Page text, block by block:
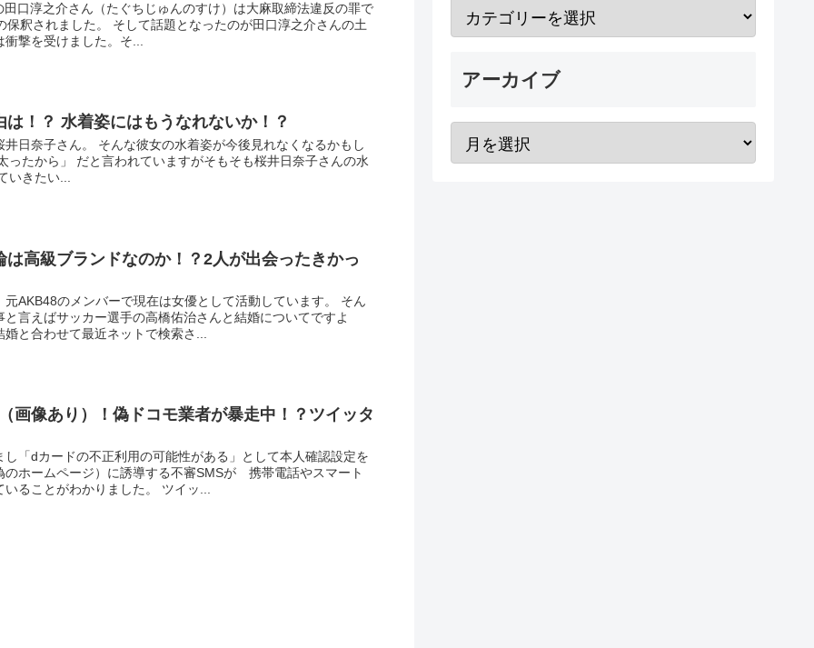
口淳之介さん（たぐちじゅんのすけ）は大麻取締法違反の罪で
保釈されました。 そして話題となったのが田口淳之介さんの土
撃を受けました。そ...
！？ 水着姿にはもうなれないか！？
井日奈子さん。 そんな彼女の水着姿が今後見れなくなるかもし
ったから」 だと言われていますがそもそも桜井日奈子さんの水
いきたい...
高級ブランドなのか！？2人が出会ったきかっ
AKB48のメンバーで現在は女優として活動しています。 そん
言えばサッカー選手の高橋佑治さんと結婚についてですよ
と合わせて最近ネットで検索さ...
画像あり）！偽ドコモ業者が暴走中！？ツイッタ
「dカードの不正利用の可能性がある」として本人確認設定を
のホームページ）に誘導する不審SMSが 携帯電話やスマート
ることがわかりました。 ツイッ...
アーカイブ